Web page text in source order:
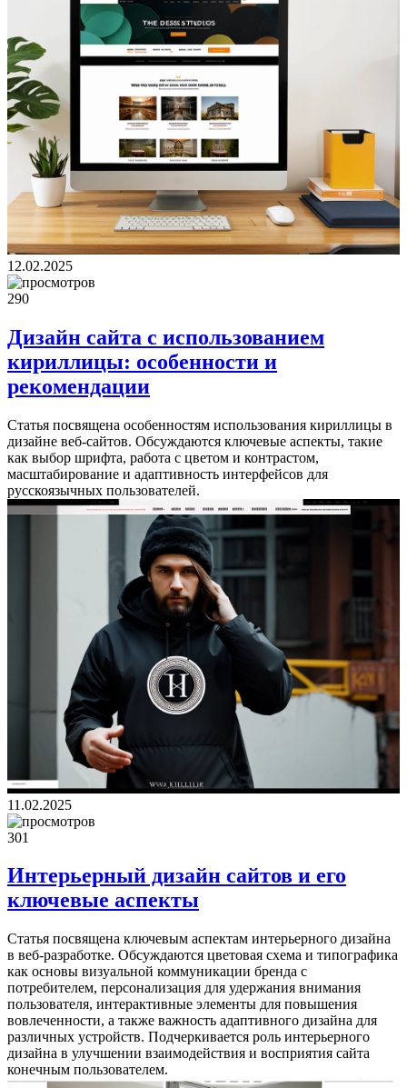
12.02.2025
290
Дизайн сайта с использованием
кириллицы: особенности и
рекомендации
Статья посвящена особенностям использования кириллицы в
дизайне веб-сайтов. Обсуждаются ключевые аспекты, такие
как выбор шрифта, работа с цветом и контрастом,
масштабирование и адаптивность интерфейсов для
русскоязычных пользователей.
11.02.2025
301
Интерьерный дизайн сайтов и его
ключевые аспекты
Статья посвящена ключевым аспектам интерьерного дизайна
в веб-разработке. Обсуждаются цветовая схема и типографика
как основы визуальной коммуникации бренда с
потребителем, персонализация для удержания внимания
пользователя, интерактивные элементы для повышения
вовлеченности, а также важность адаптивного дизайна для
различных устройств. Подчеркивается роль интерьерного
дизайна в улучшении взаимодействия и восприятия сайта
конечным пользователем.